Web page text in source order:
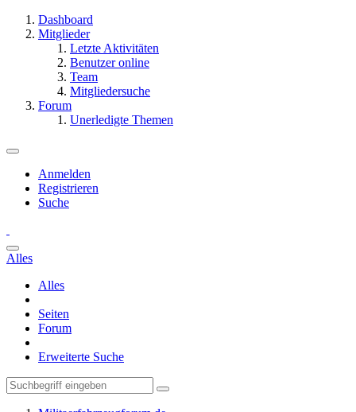
Dashboard
Mitglieder
Letzte Aktivitäten
Benutzer online
Team
Mitgliedersuche
Forum
Unerledigte Themen
Anmelden
Registrieren
Suche
Alles
Alles
Seiten
Forum
Erweiterte Suche